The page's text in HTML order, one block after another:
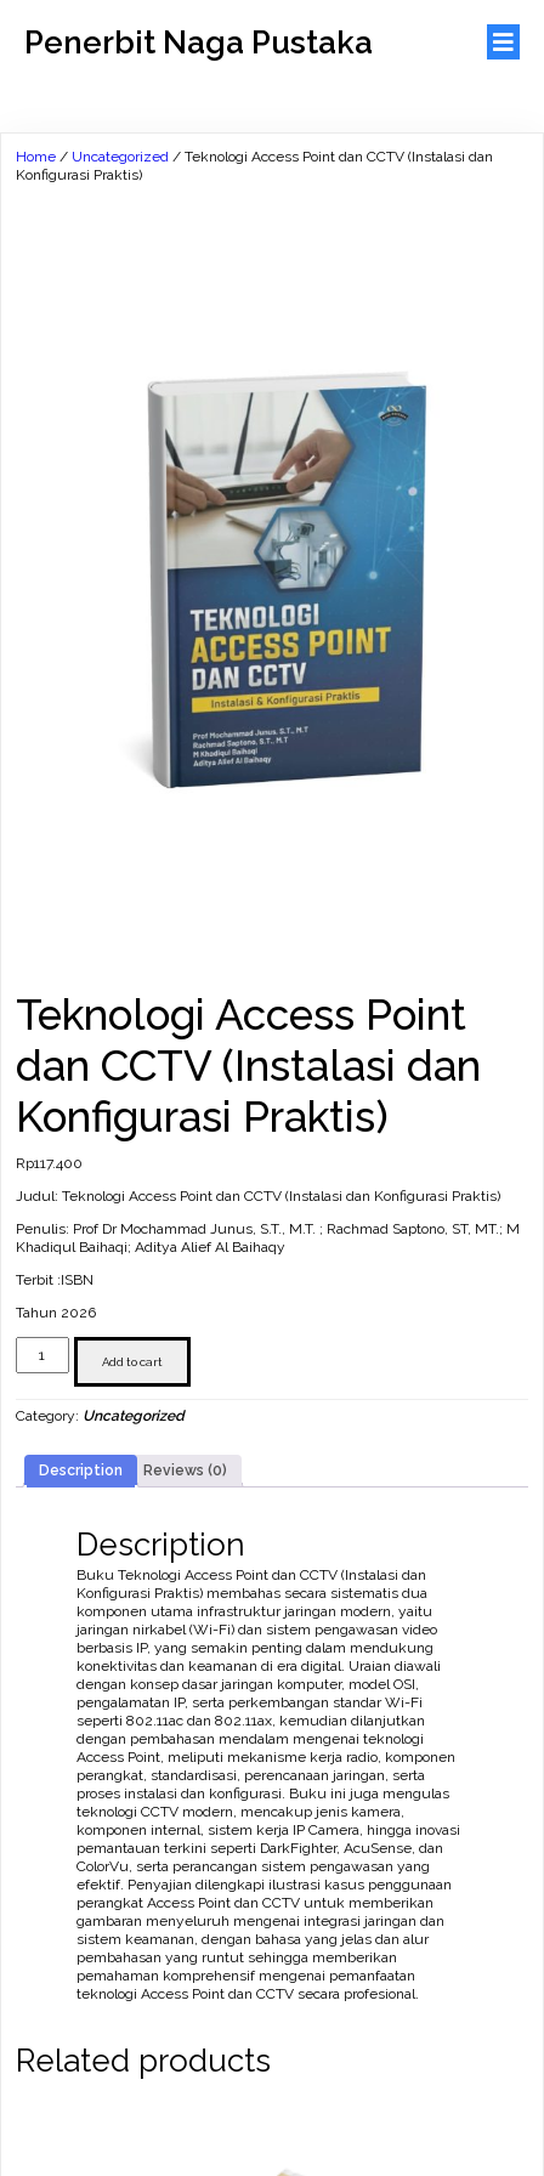
Penerbit Naga Pustaka
Home / Uncategorized / Teknologi Access Point dan CCTV (Instalasi dan
Konfigurasi Praktis)
Teknologi Access Point
dan CCTV (Instalasi dan
Konfigurasi Praktis)
Rp117.400
Judul: Teknologi Access Point dan CCTV (Instalasi dan Konfigurasi Praktis)
Penulis: Prof Dr Mochammad Junus, S.T., M.T. ; Rachmad Saptono, ST, MT.; M
Khadiqul Baihaqi; Aditya Alief Al Baihaqy
Terbit :ISBN
Tahun 2026
Teknologi
Access
CCTV
dan
Konfigurasi
Praktis)
Add to cart
Category: Uncategorized
Description Reviews (0)
Description
Buku Teknologi Access Point dan CCTV (Instalasi dan
Konfigurasi Praktis) membahas secara sistematis dua
komponen utama infrastruktur jaringan modern, yaitu
jaringan nirkabel (Wi-Fi) dan sistem pengawasan video
berbasis IP, yang semakin penting dalam mendukung
konektivitas dan keamanan di era digital. Uraian diawali
dengan konsep dasar jaringan komputer, model OSI,
pengalamatan IP, serta perkembangan standar Wi-Fi
seperti 802.11ac dan 802.11ax, kemudian dilanjutkan
dengan pembahasan mendalam mengenai teknologi
Access Point, meliputi mekanisme kerja radio, komponen
perangkat, standardisasi, perencanaan jaringan, serta
proses instalasi dan konfigurasi. Buku ini juga mengulas
teknologi CCTV modern, mencakup jenis kamera,
komponen internal, sistem kerja IP Camera, hingga inovasi
pemantauan terkini seperti DarkFighter, AcuSense, dan
ColorVu, serta perancangan sistem pengawasan yang
efektif. Penyajian dilengkapi ilustrasi kasus penggunaan
perangkat Access Point dan CCTV untuk memberikan
gambaran menyeluruh mengenai integrasi jaringan dan
sistem keamanan, dengan bahasa yang jelas dan alur
pembahasan yang runtut sehingga memberikan
pemahaman komprehensif mengenai pemanfaatan
teknologi Access Point dan CCTV secara profesional.
Related products